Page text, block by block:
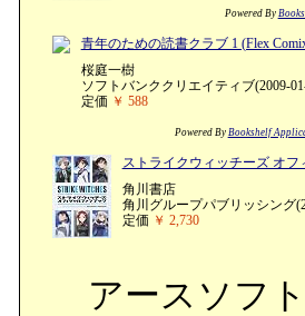
Powered By
青年のための読書クラブ 1 (Flex
桜庭一樹
ソフトバンククリエイティブ(2009-
定価 ￥ 588
Powered By Bookshelf
ストライクウィッチーズ オ
角川書店
角川グループパブリッシング
定価 ￥ 2,730
アースソフト